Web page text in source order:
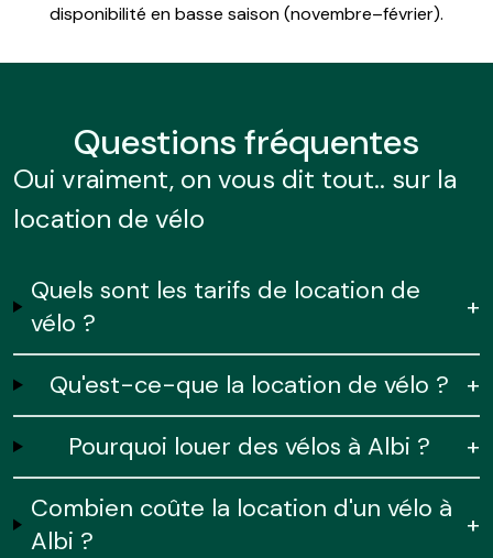
disponibilité en basse saison (novembre–février).
Questionsfréquentes
Oui vraiment, on vous dit tout.. sur la
location de vélo
Quels sont les tarifs de location de
vélo ?
+
Qu'est-ce-que la location de vélo ?
+
Pourquoi louer des vélos à Albi ?
+
Combien coûte la location d'un vélo à
Albi ?
+